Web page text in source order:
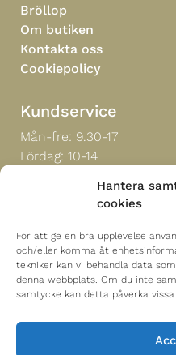
Hantera
cookies
För att ge en bra upplevelse
och/eller komma åt
tekniker kan vi behandla data
denna webbplats. Om du inte
samtycke kan detta påverka
Bröllop
Om butiken
Kontakta oss
Cookiepolicy
Kundservice
Mån-fre: 9.30-17
Lördag: 10-14
021-18 30 00
Hitta till oss
Mästerblomman i Sverige
Sturegatan 18